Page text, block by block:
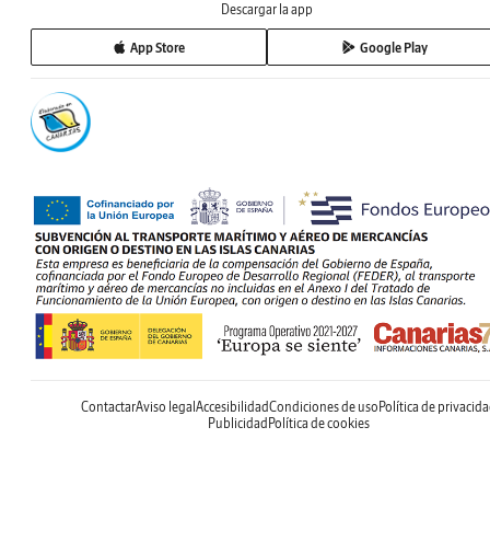
Descargar la app
App Store Google Play
ContactarAviso legal AccesibilidadCondiciones de uso Política de
Publicidad Política de cookies